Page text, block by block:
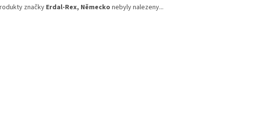
značky Erdal-Rex, Německo nebyly nalezeny...